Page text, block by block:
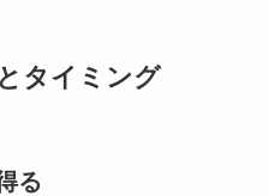
タイミング
る